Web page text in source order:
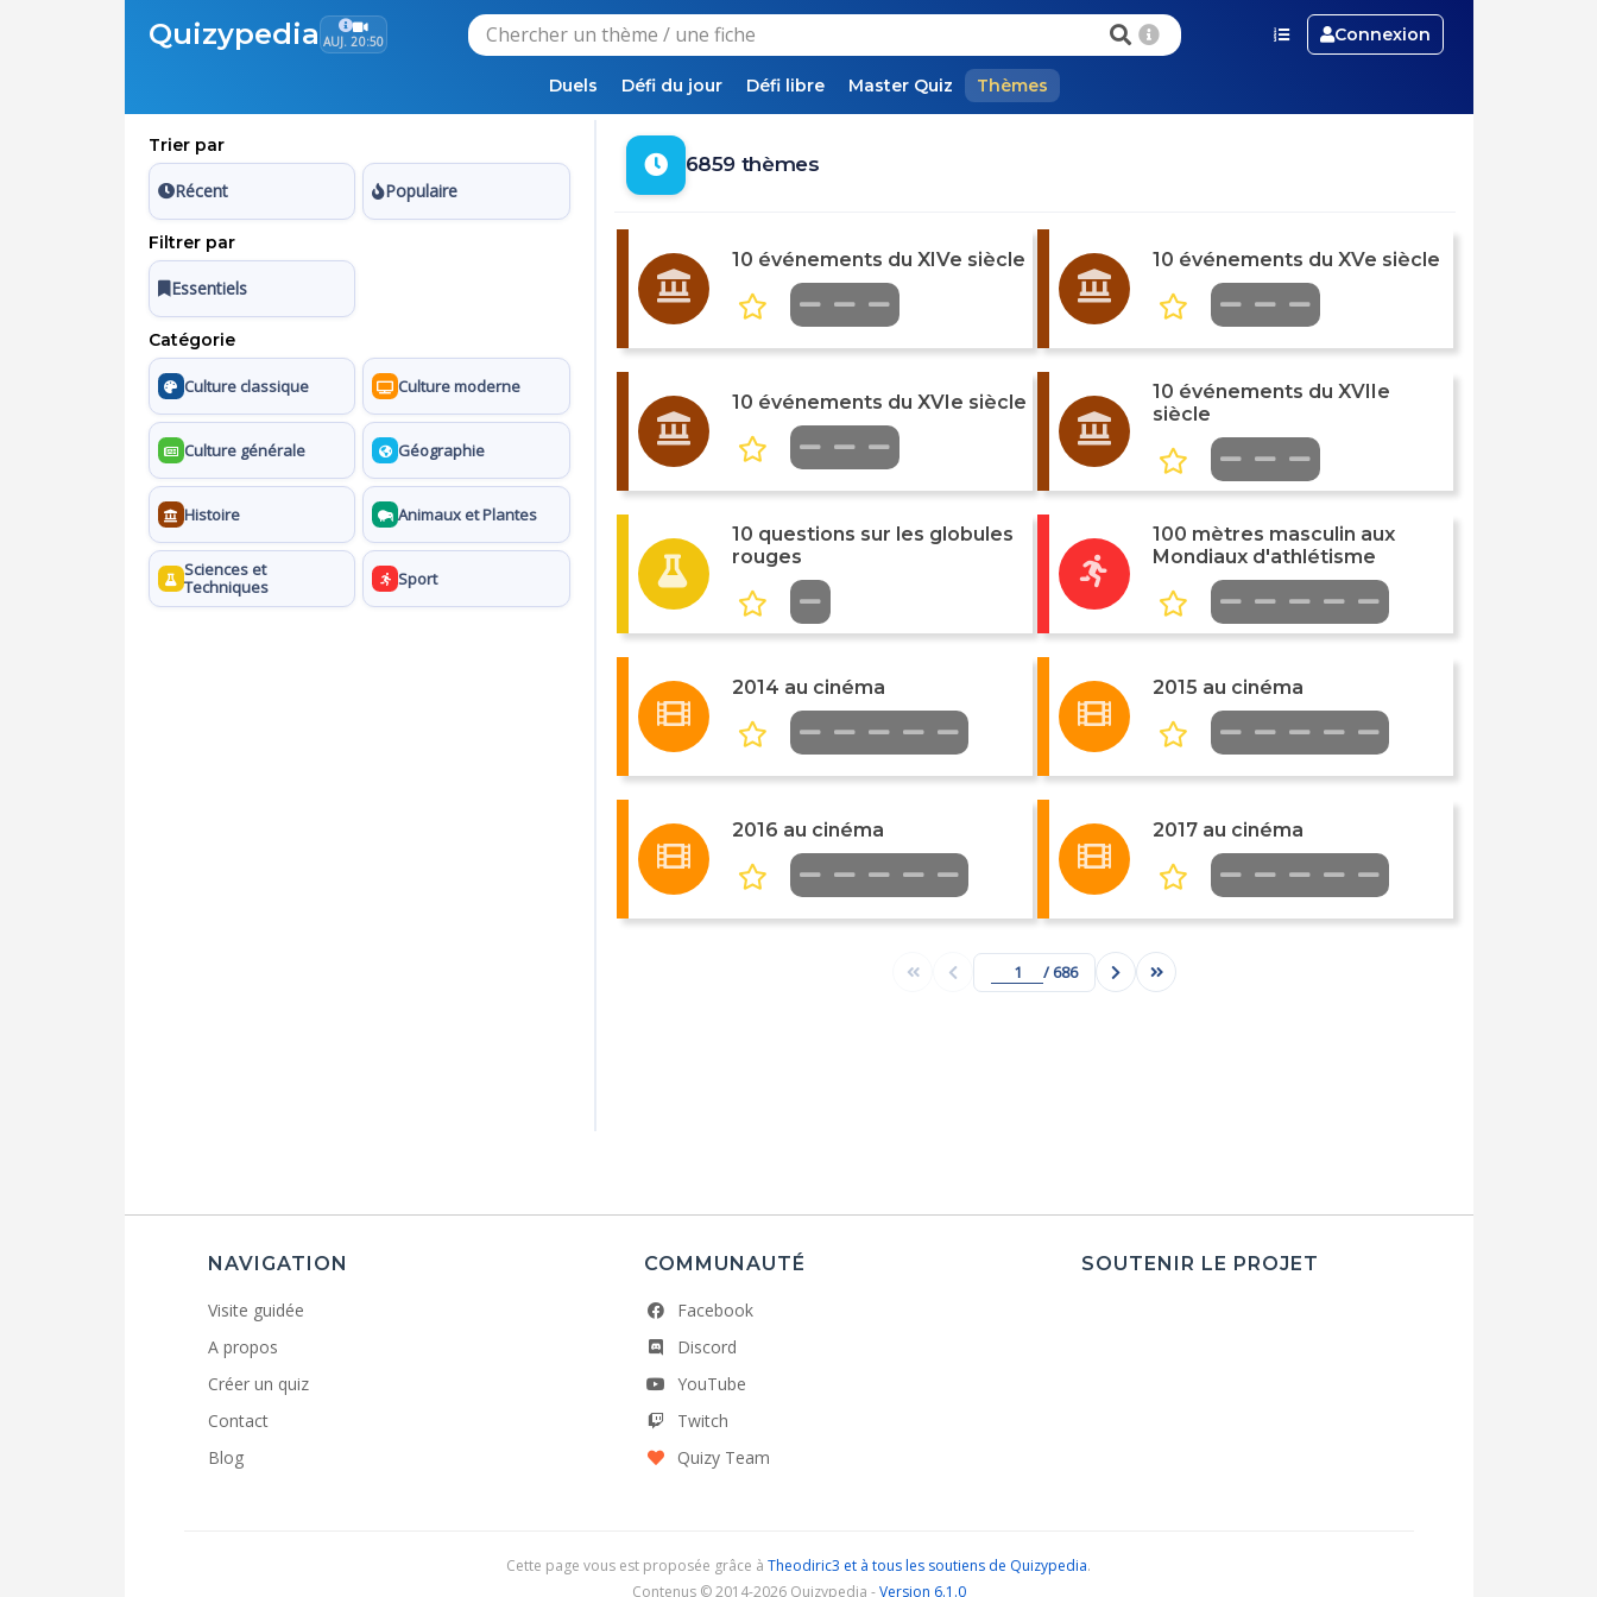
Quizypedia AUJ. 20:50 Connexion
Duels Défi du jour Défi libre Master Quiz Thèmes
Trier par
Récent Populaire
Filtrer par
Essentiels
Catégorie
Culture classique Culture moderne
Culture générale Géographie
Histoire Animaux et Plantes
Sciences et
Techniques
Sport
6859 thèmes
10 événements du XIVe siècle 10 événements du XVe siècle
10 événements du XVIe siècle
10 événements du XVIIe
siècle
10 questions sur les globules
rouges
100 mètres masculin aux
Mondiaux d'athlétisme
2014 au cinéma 2015 au cinéma
2016 au cinéma 2017 au cinéma
/ 686
NAVIGATION
Visite guidée
A propos
Créer un quiz
Contact
Blog
COMMUNAUTÉ
Facebook
Discord
YouTube
Twitch
Quizy Team
SOUTENIR LE PROJET
Cette page vous est proposée grâce à Theodiric3 et à tous les soutiens de Quizypedia.
Contenus © 2014-2026 Quizypedia -Version 6.1.0